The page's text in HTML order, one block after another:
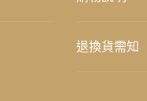
退換貨需知